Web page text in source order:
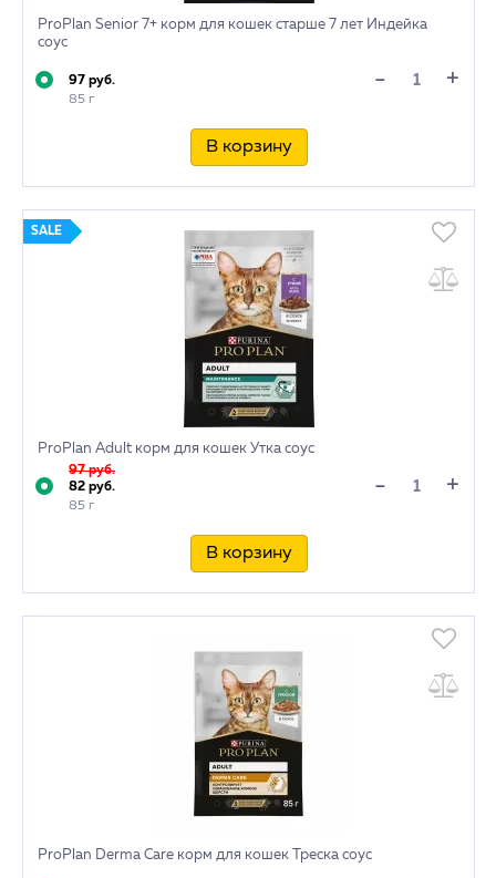
ProPlan Senior 7+ корм для кошек старше 7 лет Индейка
соус
97 руб.
85 г
- +
В корзину
SALE
ProPlan Adult корм для кошек Утка соус
97 руб.
82 руб.
85 г
- +
В корзину
ProPlan Derma Care корм для кошек Треска соус